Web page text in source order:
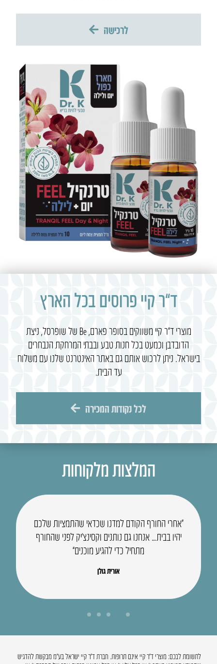
לרכישה
ד”ר קיי פרוסים בכל הארץ
מוצרי ד”ר קיי משווקים בסופר פארם, Be של שופרסל, ניצת
הדובדבן וכמעט בכל חנות טבע ובבתי המרחקת הנבחרים
בישראל. ניתן לרכוש אותם גם באתר האינטרנט שלנו עם משלוח
עד הבית.
לכל נקודות המכירה
המלצות מלקוחות
“אחרי החורף הקודם למדנו שכדאי שהתמציות שלכם
יהיו בבית… אנחנו גם נותנים וקסינצ’יק לפני שהחורף
מתחיל כדי להגיע מוכנים”
אורית גולן
לתשומת לבכם: מוצרי ד”ר קיי אינם תרופות. חברת ד”ר קיי ישראל בע”מ מבקשת להדגיש